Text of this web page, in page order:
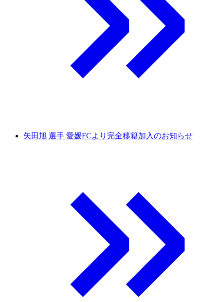
矢田旭 選手 愛媛FCより完全移籍加入のお知らせ